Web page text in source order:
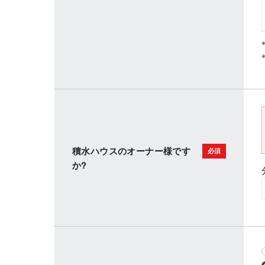
積水ハウスのオーナー様です
か?